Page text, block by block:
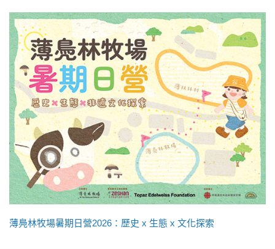
薄鳧林牧場暑期日營2026：歷史 x 生態 x 文化探索